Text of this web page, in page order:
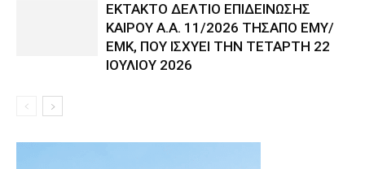
ΕΚΤΑΚΤΟ ΔΕΛΤΙΟ ΕΠΙΔΕΙΝΩΣΗΣ
ΚΑΙΡΟΥ Α.Α. 11/2026 ΤΗΣΑΠΟ ΕΜΥ/
ΕΜΚ, ΠΟΥ ΙΣΧΥΕΙ ΤΗΝ ΤΕΤΑΡΤΗ 22
ΙΟΥΛΙΟΥ 2026